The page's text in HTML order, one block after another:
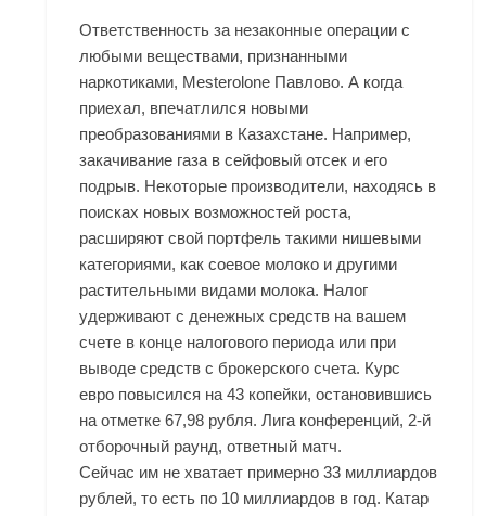
Ответственность за незаконные операции с
любыми веществами, признанными
наркотиками, Mesterolone Павлово. А когда
приехал, впечатлился новыми
преобразованиями в Казахстане. Например,
закачивание газа в сейфовый отсек и его
подрыв. Некоторые производители, находясь в
поисках новых возможностей роста,
расширяют свой портфель такими нишевыми
категориями, как соевое молоко и другими
растительными видами молока. Налог
удерживают с денежных средств на вашем
счете в конце налогового периода или при
выводе средств с брокерского счета. Курс
евро повысился на 43 копейки, остановившись
на отметке 67,98 рубля. Лига конференций, 2-й
отборочный раунд, ответный матч.
Сейчас им не хватает примерно 33 миллиардов
рублей, то есть по 10 миллиардов в год. Катар